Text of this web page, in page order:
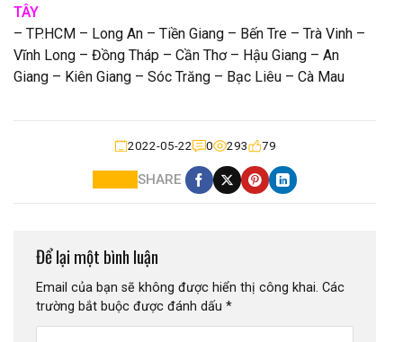
TÂY
– TP.HCM – Long An – Tiền Giang – Bến Tre – Trà Vinh –
Vĩnh Long – Đồng Tháp – Cần Thơ – Hậu Giang – An
Giang – Kiên Giang – Sóc Trăng – Bạc Liêu – Cà Mau
2022-05-22 0 293 79
SHARE
Để lại một bình luận
Email của bạn sẽ không được hiển thị công khai. Các
trường bắt buộc được đánh dấu *